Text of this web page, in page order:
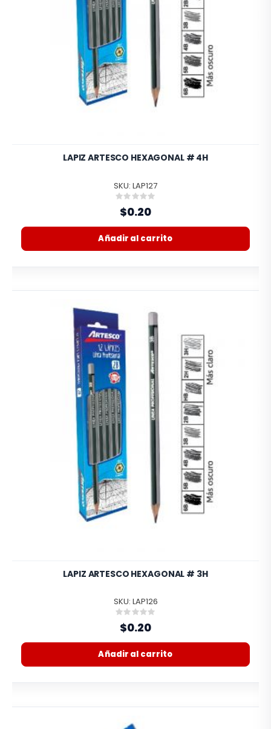
LAPIZ ARTESCO HEXAGONAL # 4H
SKU: LAP127
Rating:
0%
$0.20
Añadir al carrito
LAPIZ ARTESCO HEXAGONAL # 3H
SKU: LAP126
Rating:
0%
$0.20
Añadir al carrito